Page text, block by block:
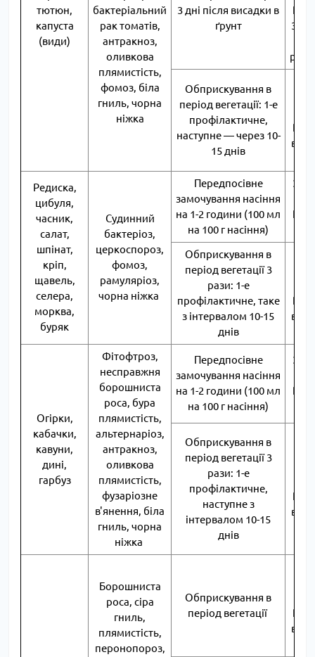
тютюн,
капуста
(види)
бактеріальний
рак томатів,
антракноз,
оливкова
плямистість,
фомоз, біла
гниль, чорна
ніжка
3 дні після висадки в
ґрунт
РП
30 л
Обприскування в
період вегетації: 1-е
профілактичне,
наступне — через 10-
15 днів
РП
Редиска,
цибуля,
часник,
салат,
шпінат,
кріп,
щавель,
селера,
морква,
буряк
Судинний
бактеріоз,
церкоспороз,
фомоз,
рамуляріоз,
чорна ніжка
Передпосівне
замочування насіння
на 1-2 години (100 мл
на 100 г насіння)
3 мл
РП
Обприскування в
період вегетації 3
рази: 1-е
профілактичне, таке
з інтервалом 10-15
днів
РП
Огірки,
кабачки,
кавуни,
дині,
гарбуз
Фітофтроз,
несправжня
борошниста
роса, бура
плямистість,
альтернаріоз,
антракноз,
оливкова
плямистість,
фузаріозне
в'янення, біла
гниль, чорна
ніжка
Передпосівне
замочування насіння
на 1-2 години (100 мл
на 100 г насіння)
3 мл
РП
Обприскування в
період вегетації 3
рази: 1-е
профілактичне,
наступне з
інтервалом 10-15
днів
РП
Борошниста
роса, сіра
гниль,
плямистість,
перонопороз,
Обприскування в
період вегетації
РП